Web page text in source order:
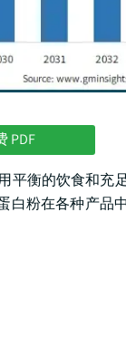
PDF
平衡的饮食和充
白粉在各种产品